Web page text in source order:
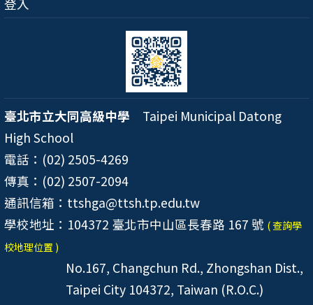
登入
臺北市立大同高級中學 Taipei Municipal Datong
High School
電話：(02) 2505-4269
傳真：(02) 2507-2094
通訊信箱：ttshga@ttsh.tp.edu.tw
學校地址：104372 臺北市中山區長春路 167 號 ( 查詢學
校地理位置 )
No.167, Changchun Rd., Zhongshan Dist.,
Taipei City 104372, Taiwan (R.O.C.)